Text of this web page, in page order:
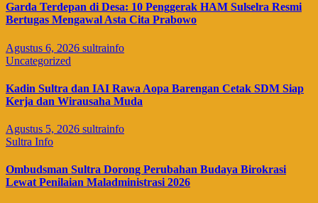
Garda Terdepan di Desa: 10 Penggerak HAM Sulselra Resmi
Bertugas Mengawal Asta Cita Prabowo
Agustus 6, 2026 sultrainfo
Uncategorized
Kadin Sultra dan IAI Rawa Aopa Barengan Cetak SDM Siap
Kerja dan Wirausaha Muda
Agustus 5, 2026 sultrainfo
Sultra Info
Ombudsman Sultra Dorong Perubahan Budaya Birokrasi
Lewat Penilaian Maladministrasi 2026